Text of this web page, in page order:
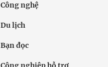
Công nghệ
Du lịch
Bạn đọc